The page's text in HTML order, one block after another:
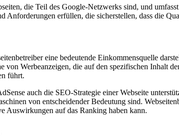
die Teil des Google-Netzwerks sind, und
Anforderungen erfüllen, die sicherstellen, dass die
eine bedeutende Einkommensquelle
von Werbeanzeigen, die auf den spezifischen Inhalt
führt.
auch die SEO-Strategie einer Webseite
von entscheidender Bedeutung sind.
Auswirkungen auf das Ranking haben kann.